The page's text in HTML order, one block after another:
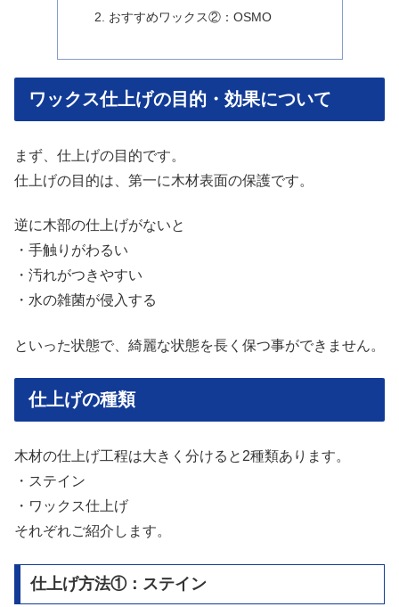
おすすめワックス②：OSMO
ワックス仕上げの目的・効果について
まず、仕上げの目的です。
仕上げの目的は、第一に木材表面の保護です。
逆に木部の仕上げがないと
・手触りがわるい
・汚れがつきやすい
・水の雑菌が侵入する
といった状態で、綺麗な状態を長く保つ事ができません。
仕上げの種類
木材の仕上げ工程は大きく分けると2種類あります。
・ステイン
・ワックス仕上げ
それぞれご紹介します。
仕上げ方法①：ステイン